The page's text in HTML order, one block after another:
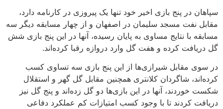
سپاهان در پنج بازی اخیر خود تنها یک پیروزی در کارنامه دارد،
مقابل نفت مسجد سلیمان در اصفهان و از چهار مسابقه دیگر سه
مسابقه با نتایج مساوی به پایان رسیده، آنها در این پنج بازی شش
گل دریافت کرده و هفت گل وارد دروازه رقبا کرده‌اند.
در سوی مقابل شیرازی‌ها از این پنج بازی سه تساوی کسب
کرده‌اند، شاگردان کلانتری همچنین مقابل گل گهر و استقلال
شکست خوردند، آنها در این بازی‌ها دو گل زده‌اند و پنج گل نیز
دریافت کردند تا با وجود کسب امتیازات کم عملکرد دفاعی